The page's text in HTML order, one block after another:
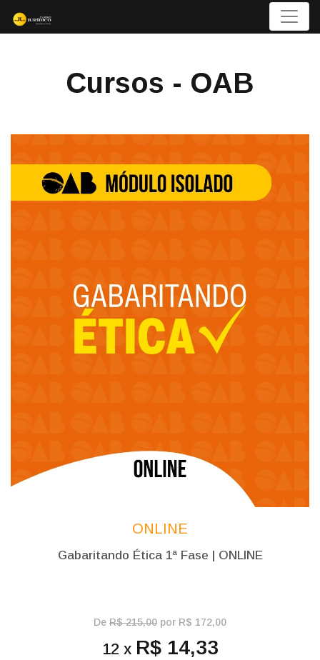
Menu
Cursos - OAB
ONLINE
Gabaritando Ética 1ª Fase | ONLINE
De R$ 215,00 por R$ 172,00
12 x R$ 14,33